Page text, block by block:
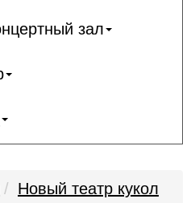
зал
Новый театр кукол